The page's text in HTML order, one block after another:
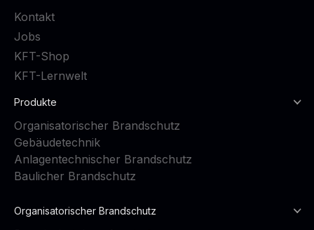
Kontakt
Jobs
KFT-Shop
KFT-Lernwelt
Produkte
Organisatorischer Brandschutz
Gebäudetechnik
Anlagentechnischer Brandschutz
Baulicher Brandschutz
Organisatorischer Brandschutz